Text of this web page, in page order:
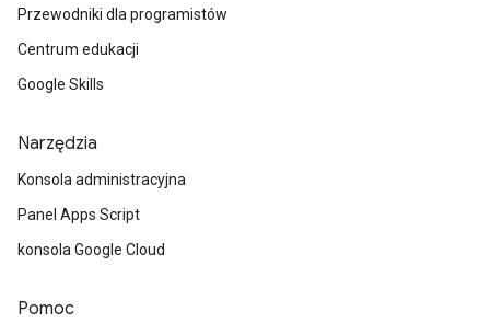
Przewodniki dla programistów
Centrum edukacji
Google Skills
Narzędzia
Konsola administracyjna
Panel Apps Script
konsola Google Cloud
Pomoc